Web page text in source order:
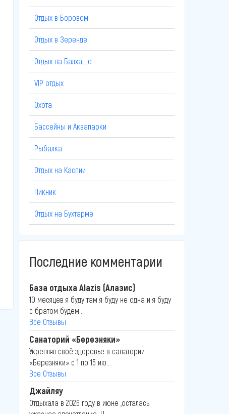
Отдых в Боровом
Отдых в Зеренде
Отдых на Балхаше
VIP отдых
Охота
Бассейны и Аквапарки
Рыбалка
Отдых на Каспии
Пикник
Отдых на Бухтарме
Последние комментарии
База отдыха Alazis (Алазис)
10 месяцев я буду там я буду не одна и я буду
с братом будем...
Все Отзывы
Санаторий «Березняки»
Укреплял своё здоровье в санатории
«Березняки» с 1 по 15 ию...
Все Отзывы
Джайляу
Отдыхала в 2026 году в июне ,осталась